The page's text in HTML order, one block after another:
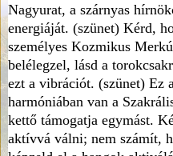
Nagyurat, a szárnyas
energiáját. (szünet) Kérd,
személyes Kozmikus
belélegzel, lásd a
ezt a vibrációt. (szünet) Ez
harmóniában van a
kettő támogatja egymást.
aktívvá válni; nem számít,